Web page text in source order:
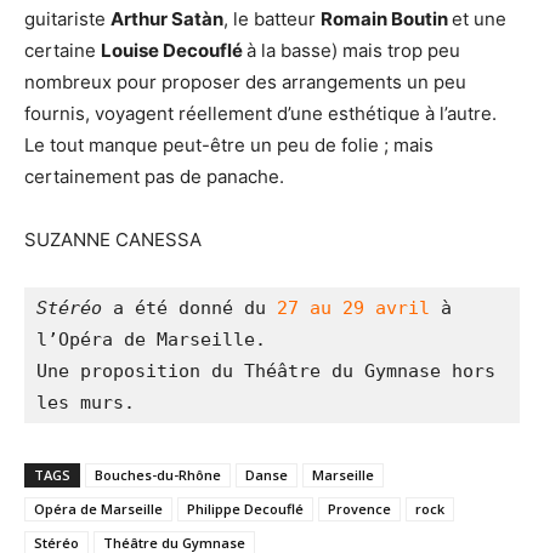
guitariste Arthur Satàn, le batteur Romain Boutinet une
certaine Louise Decoufléà la basse) mais trop peu
nombreux pour proposer des arrangements un peu
fournis, voyagent réellement d’une esthétique à l’autre.
Le tout manque peut-être un peu de folie ; mais
certainement pas de panache.
SUZANNE CANESSA
Stéréo a été donné du 27 au 29 avril
à
l’Opéra de Marseille.
Une proposition du Théâtre du Gymnase hors
les murs.
TAGS Bouches-du-Rhône Danse
Marseille
Opéra de Marseille
Philippe Decouflé Provence
rock
Stéréo
Théâtre du Gymnase